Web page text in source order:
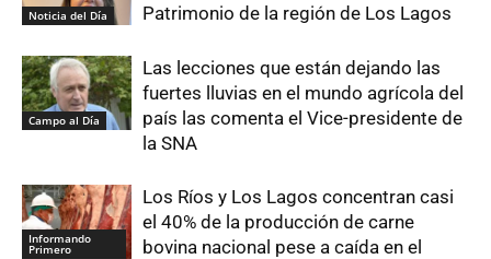
Noticia del Día
Patrimonio de la región de Los Lagos
Campo al Día
Las lecciones que están dejando las
fuertes lluvias en el mundo agrícola del
país las comenta el Vice-presidente de
la SNA
Informando
Primero
Los Ríos y Los Lagos concentran casi
el 40% de la producción de carne
bovina nacional pese a caída en el